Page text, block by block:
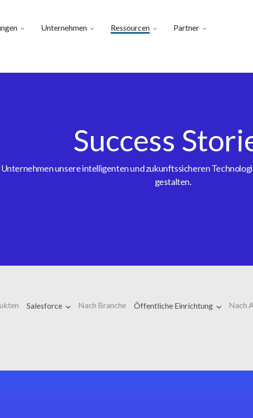
Unternehmen Ressourcen Partner
Success
Unternehmen unsere intelligenten und zukunftssicheren
gestalten.
Salesforce Nach Branche Öffentliche Einrichtung Nach